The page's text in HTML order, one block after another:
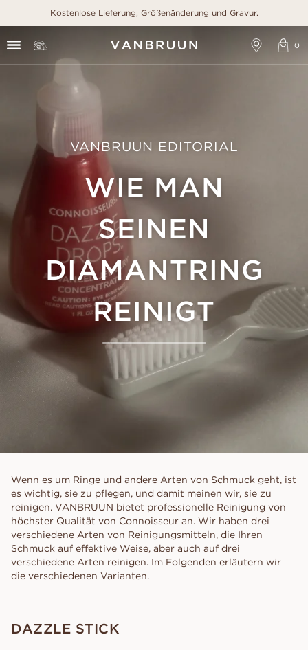
Kostenlose Lieferung, Größenänderung und Gravur.
VANBRUUN EDITORIAL
WIE MAN
SEINEN
DIAMANTRING
REINIGT
Wenn es um Ringe und andere Arten von Schmuck geht, ist
es wichtig, sie zu pflegen, und damit meinen wir, sie zu
reinigen. VANBRUUN bietet professionelle Reinigung von
höchster Qualität von Connoisseur an. Wir haben drei
verschiedene Arten von Reinigungsmitteln, die Ihren
Schmuck auf effektive Weise, aber auch auf drei
verschiedene Arten reinigen. Im Folgenden erläutern wir
die verschiedenen Varianten.
DAZZLE STICK